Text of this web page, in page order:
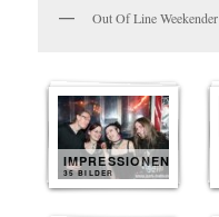
Out Of Line Weekender
IMPRESSIONEN
35 BILDER